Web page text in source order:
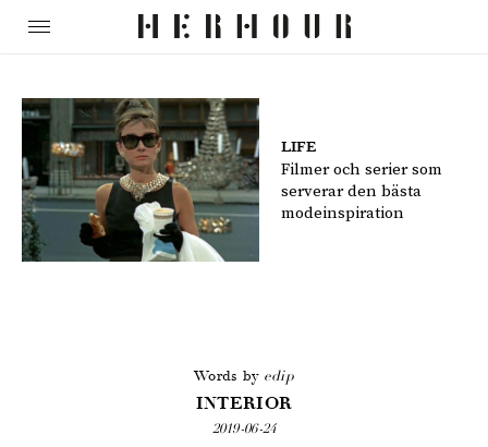
LIFE
Filmer och serier som
serverar den bästa
modeinspiration
Words by edip
INTERIOR
2019-06-24